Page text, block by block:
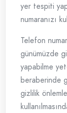
yer tespiti
numaranızı
Telefon
günümüzde
yapabilme
beraberinde
gizlilik